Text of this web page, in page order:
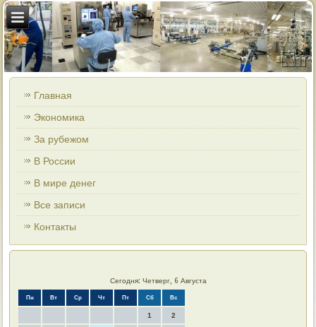
Главная
Экономика
За рубежом
В России
В мире денег
Все записи
Контакты
Сегодня: Четверг, 6 Августа
Пн Вт Ср Чт Пт Сб Вс
1 2